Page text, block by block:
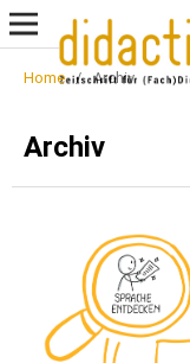
Home / Archiv
Archiv